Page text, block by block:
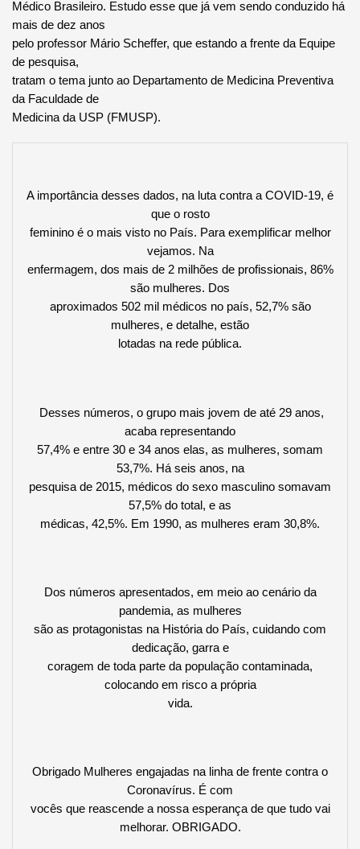
Médico Brasileiro. Estudo esse que já vem sendo conduzido há
mais de dez anos
pelo professor Mário Scheffer, que estando a frente da Equipe
de pesquisa,
tratam o tema junto ao Departamento de Medicina Preventiva
da Faculdade de
Medicina da USP (FMUSP).
A importância desses dados, na luta contra a COVID-19, é
que o rosto
feminino é o mais visto no País. Para exemplificar melhor
vejamos. Na
enfermagem, dos mais de 2 milhões de profissionais, 86%
são mulheres. Dos
aproximados 502 mil médicos no país, 52,7% são
mulheres, e detalhe, estão
lotadas na rede pública.
Desses números, o grupo mais jovem de até 29 anos,
acaba representando
57,4% e entre 30 e 34 anos elas, as mulheres, somam
53,7%. Há seis anos, na
pesquisa de 2015, médicos do sexo masculino somavam
57,5% do total, e as
médicas, 42,5%. Em 1990, as mulheres eram 30,8%.
Dos números apresentados, em meio ao cenário da
pandemia, as mulheres
são as protagonistas na História do País, cuidando com
dedicação, garra e
coragem de toda parte da população contaminada,
colocando em risco a própria
vida.
Obrigado Mulheres engajadas na linha de frente contra o
Coronavírus. É com
vocês que reascende a nossa esperança de que tudo vai
melhorar. OBRIGADO.